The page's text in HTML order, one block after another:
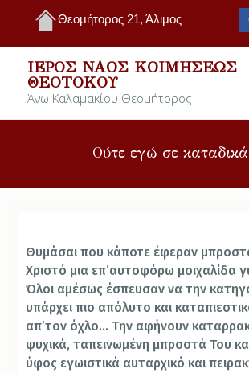
Θεομήτορος 21, Άλιμος
ΙΕΡΌΣ ΝΑΌΣ ΚΟΙΜΉΣΕΩΣ
ΘΕΟΤΌΚΟΥ
Άνω Καλαμακίου Θεομήτορος
Ούτε εγώ σε
Θυμάσαι που κάποτε έφεραν
Χριστό μια επ’αυτοφόρω μοιχαλίδα
Όλοι αμέσως έσπευσαν να την
υπάρχει πιο απόλυτο και
απ’τον όχλο… Την αφήνουν
ψυχικά, ταπεινωμένη μπροστά Του
ύφος εγωιστικά αυταρχικό και